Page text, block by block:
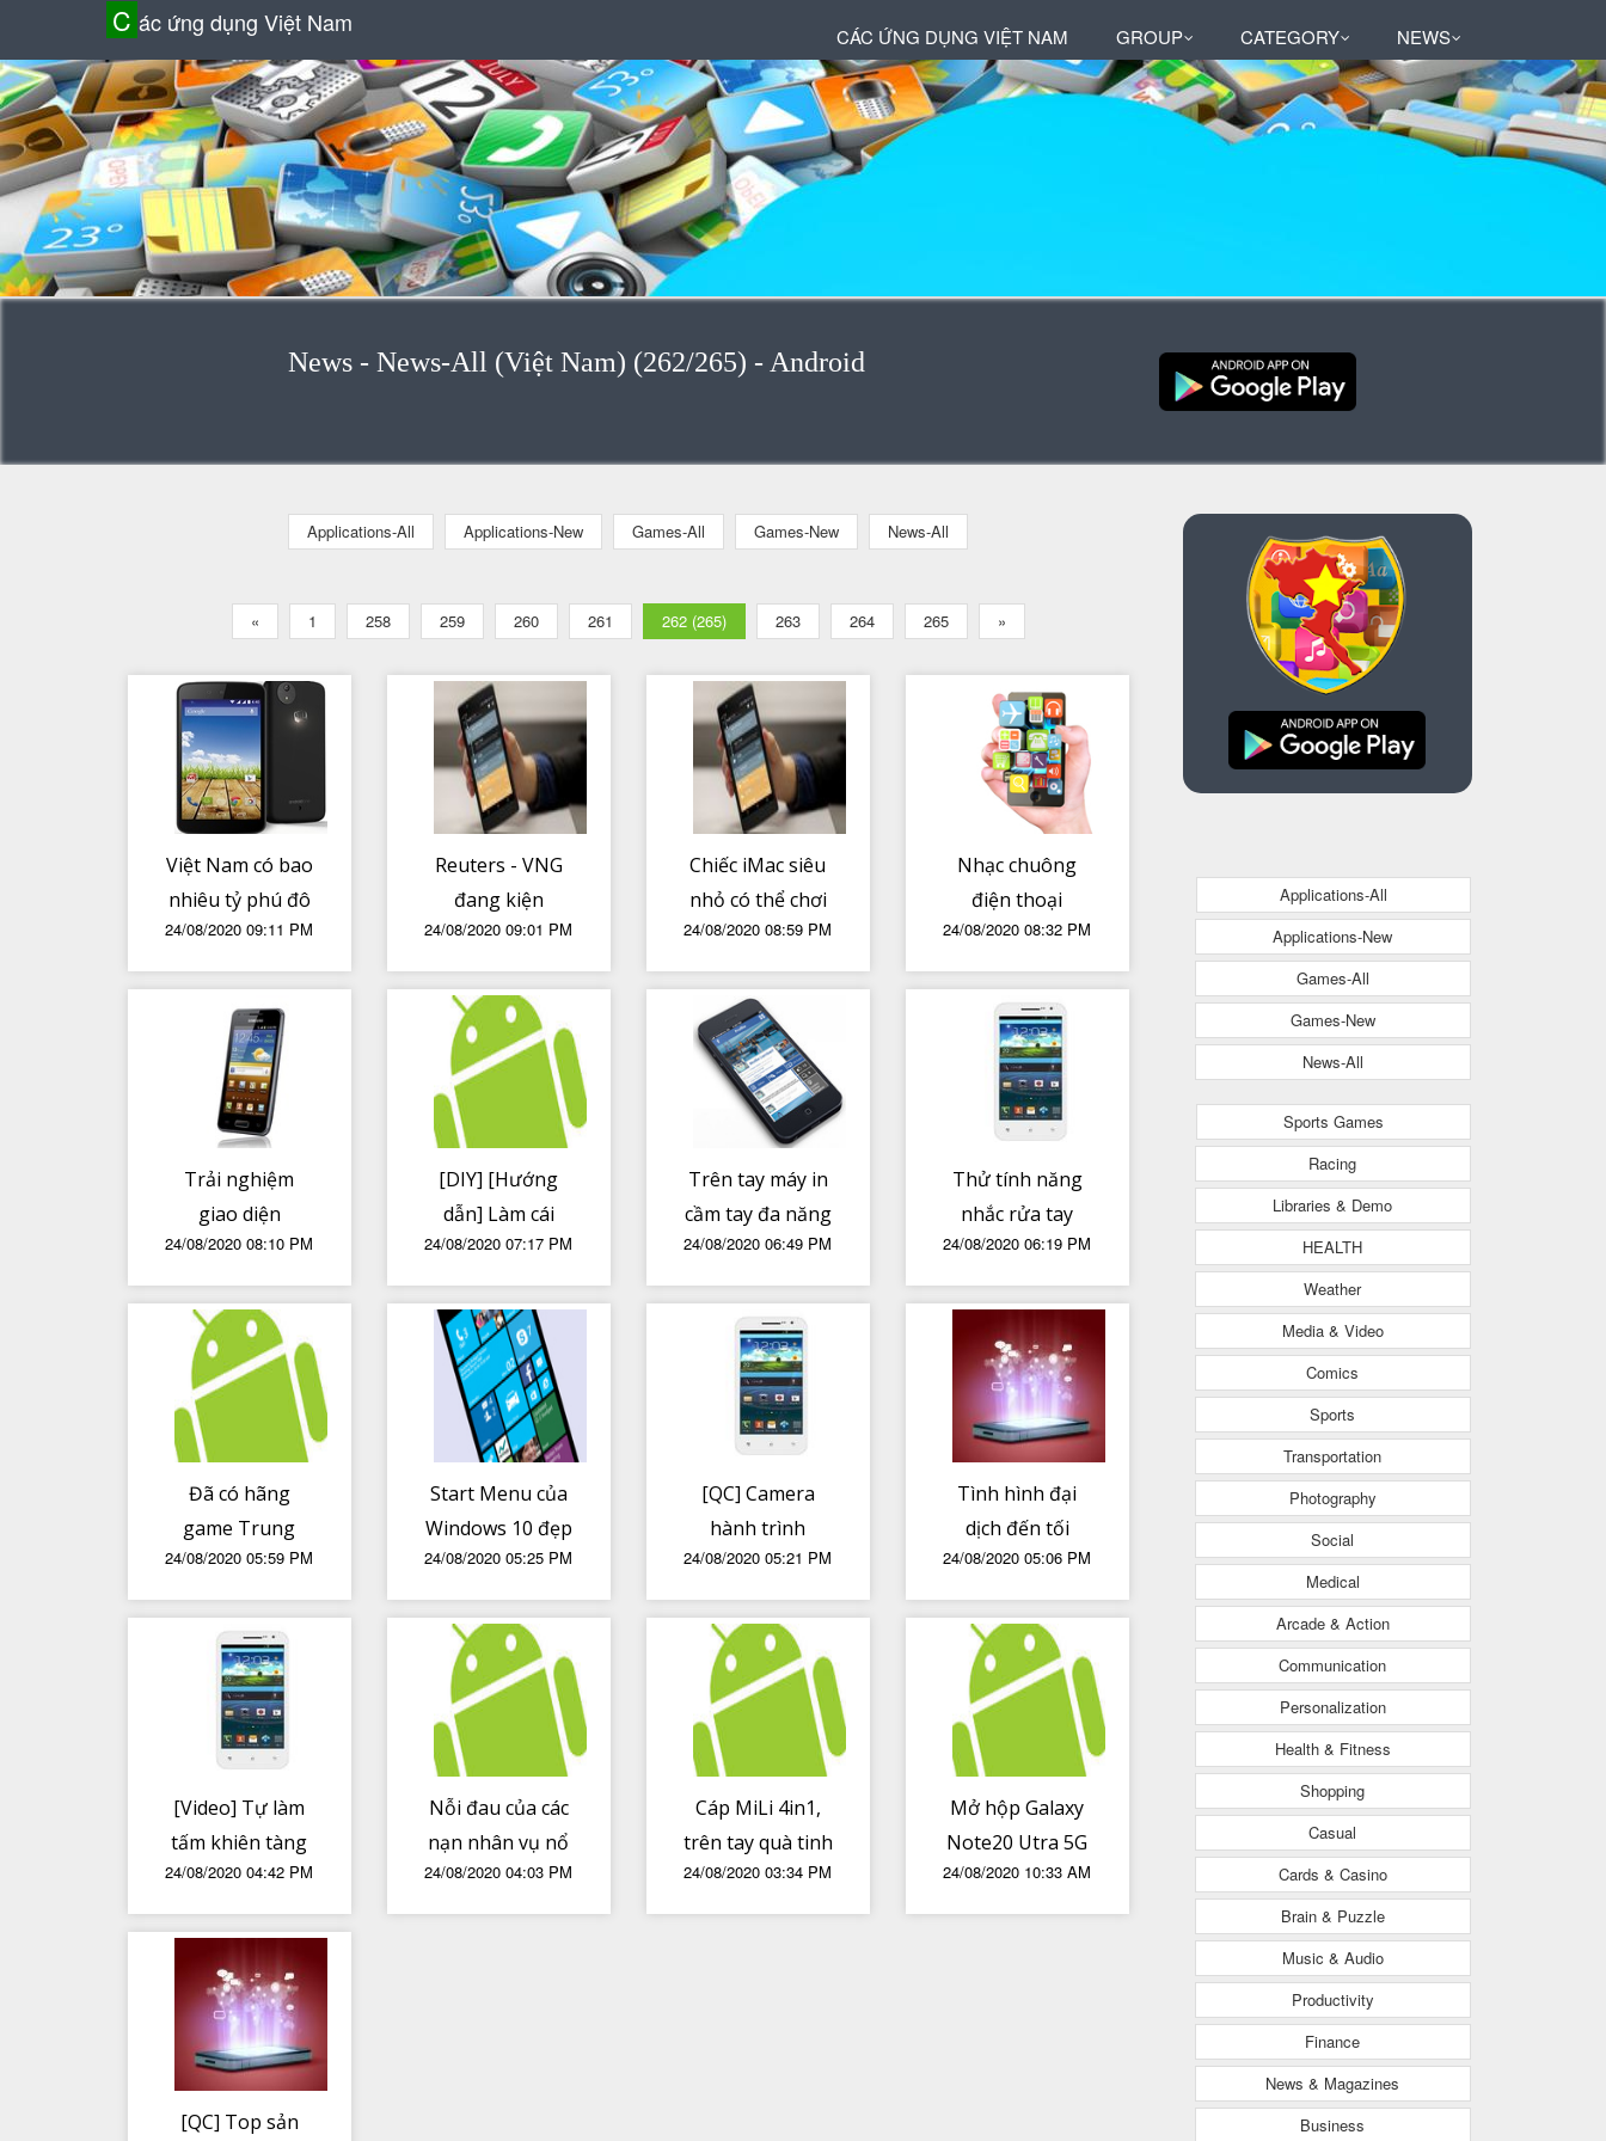
C ác ứng dụng Việt Nam CÁC ỨNG DỤNG VIỆT NAM GROUP CATEGORY NEWS
News - News-All (Việt Nam) (262/265) - Android
Applications-All Applications-New Games-All Games-New News-All
« 1 258 259 260 261 262 (265) 263 264 265 »
Việt Nam có bao
nhiêu tỷ phú đô
la
24/08/2020 09:11 PM
Reuters - VNG
đang kiện
TikTok do vi
phạm bản quyền
nhạc, yêu cầu
đền bù 221 tỷ
đồng
24/08/2020 09:01 PM
Chiếc iMac siêu
nhỏ có thể chơi
được Minecraft!
24/08/2020 08:59 PM
Nhạc chuông
điện thoại
Nokia, anh em
dùng điện thoại
có quan tâm đến
nhạc chuông
trên máy
24/08/2020 08:32 PM
Trải nghiệm
giao diện
Oxygen 11 Beta
trên Oneplus 8
Pro - Xa android
gốc hơn!
24/08/2020 08:10 PM
[DIY] [Hướng
dẫn] Làm cái
thùng máy tính
nhỏ gọn
24/08/2020 07:17 PM
Trên tay máy in
cầm tay đa năng
MBrush
24/08/2020 06:49 PM
Thử tính năng
nhắc rửa tay
trên Apple
Watch
24/08/2020 06:19 PM
Đã có hãng
game Trung
Quốc mua được
bản quyền Fall
Guys, chuẩn bị
có bản mobile
24/08/2020 05:59 PM
Start Menu của
Windows 10 đẹp
lạ thường trong
video mới về
Fluent Design
24/08/2020 05:25 PM
[QC] Camera
hành trình
Navicom M79
Plus- tích hợp
lên đến 03
camera trên
cùng một thiết bị
24/08/2020 05:21 PM
Tình hình đại
dịch đến tối
24/08. Bộ Y tế dự
kiến số ca sẽ chỉ
tăng nhỏ giọt
trong những
ngày tới.
24/08/2020 05:06 PM
[Video] Tự làm
tấm khiên tàng
hình
24/08/2020 04:42 PM
Nỗi đau của các
nạn nhân vụ nổ
Beirut
24/08/2020 04:03 PM
Cáp MiLi 4in1,
trên tay quà tinh
tế rewards.
24/08/2020 03:34 PM
Mở hộp Galaxy
Note20 Utra 5G
24/08/2020 10:33 AM
[QC] Top sản
Applications-All
Applications-New
Games-All
Games-New
News-All
Sports Games
Racing
Libraries & Demo
HEALTH
Weather
Media & Video
Comics
Sports
Transportation
Photography
Social
Medical
Arcade & Action
Communication
Personalization
Health & Fitness
Shopping
Casual
Cards & Casino
Brain & Puzzle
Music & Audio
Productivity
Finance
News & Magazines
Business